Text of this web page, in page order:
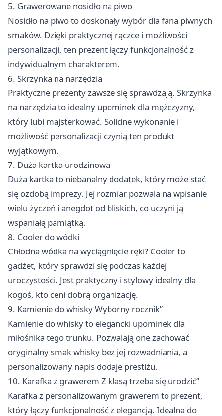
5. Grawerowane nosidło na piwo
Nosidło na piwo to doskonały wybór dla fana piwnych
smaków. Dzięki praktycznej rączce i możliwości
personalizacji, ten prezent łączy funkcjonalność z
indywidualnym charakterem.
6. Skrzynka na narzędzia
Praktyczne prezenty zawsze się sprawdzają. Skrzynka
na narzędzia to idealny upominek dla mężczyzny,
który lubi majsterkować. Solidne wykonanie i
możliwość personalizacji czynią ten produkt
wyjątkowym.
7. Duża kartka urodzinowa
Duża kartka to niebanalny dodatek, który może stać
się ozdobą imprezy. Jej rozmiar pozwala na wpisanie
wielu życzeń i anegdot od bliskich, co uczyni ją
wspaniałą pamiątką.
8. Cooler do wódki
Chłodna wódka na wyciągnięcie ręki? Cooler to
gadżet, który sprawdzi się podczas każdej
uroczystości. Jest praktyczny i stylowy idealny dla
kogoś, kto ceni dobrą organizację.
9. Kamienie do whisky Wyborny rocznik”
Kamienie do whisky to elegancki upominek dla
miłośnika tego trunku. Pozwalają one zachować
oryginalny smak whisky bez jej rozwadniania, a
personalizowany napis dodaje prestiżu.
10. Karafka z grawerem Z klasą trzeba się urodzić”
Karafka z personalizowanym grawerem to prezent,
który łączy funkcjonalność z elegancją. Idealna do